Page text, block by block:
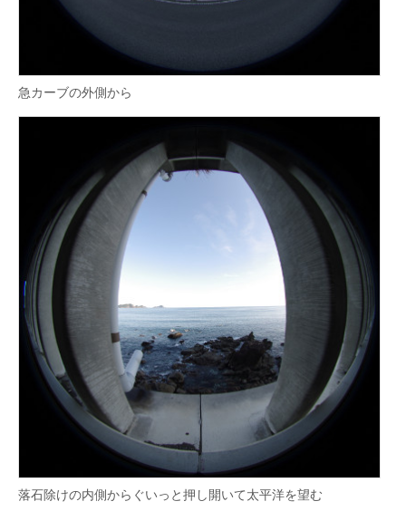
急カーブの外側から
落石除けの内側からぐいっと押し開いて太平洋を望む